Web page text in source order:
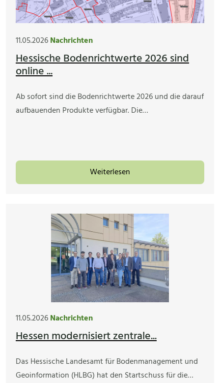
11.05.2026Nachrichten
Hessische Bodenrichtwerte 2026 sind
online ...
Ab sofort sind die Bodenrichtwerte 2026 und die darauf
aufbauenden Produkte verfügbar. Die…
Weiterlesen
11.05.2026Nachrichten
Hessen modernisiert zentrale...
Das Hessische Landesamt für Bodenmanagement und
Geoinformation (HLBG) hat den Startschuss für die…